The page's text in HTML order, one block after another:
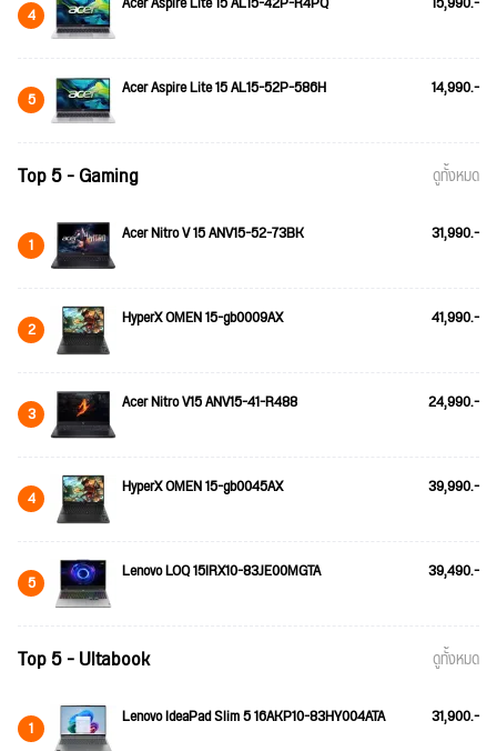
4
5 Acer Aspire Lite 15 AL15-52P-586H 14,990.-
Top 5 - Gaming ดูทั้งหมด
1 Acer Nitro V 15 ANV15-52-73BK 31,990.-
2 HyperX OMEN 15-gb0009AX 41,990.-
3 Acer Nitro V15 ANV15-41-R488 24,990.-
4 HyperX OMEN 15-gb0045AX 39,990.-
5 Lenovo LOQ 15IRX10-83JE00MGTA 39,490.-
Top 5 - Ultabook ดูทั้งหมด
1 Lenovo IdeaPad Slim 5 16AKP10-83HY004ATA 31,900.-